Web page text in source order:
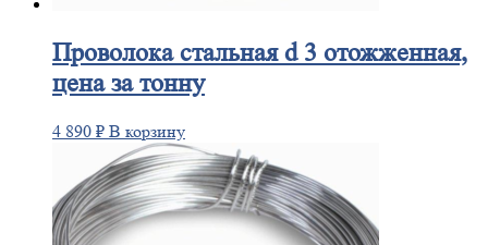
Проволокастальная d 3 отожженная,
цена за тонну
4 890 ₽ В корзину